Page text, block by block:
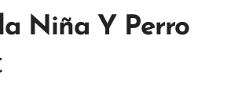
Niña Y Perro